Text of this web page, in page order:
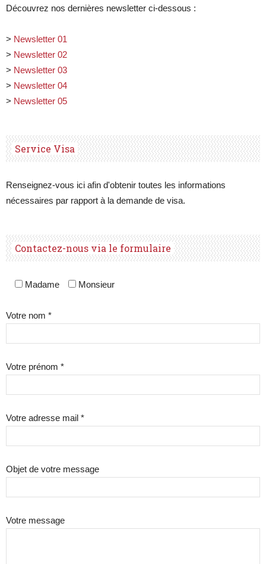
Découvrez nos dernières newsletter ci-dessous :
> Newsletter 01
> Newsletter 02
> Newsletter 03
> Newsletter 04
> Newsletter 05
Service Visa
Renseignez-vous ici afin d'obtenir toutes les informations
nécessaires par rapport à la demande de visa.
Contactez-nous via le formulaire
Madame Monsieur
Votre nom *
Votre prénom *
Votre adresse mail *
Objet de votre message
Votre message